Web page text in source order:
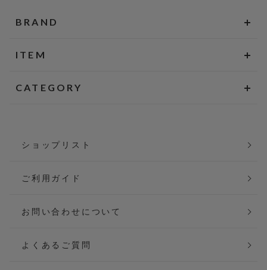
BRAND
ITEM
CATEGORY
ショップリスト
ご利用ガイド
お問い合わせについて
よくあるご質問